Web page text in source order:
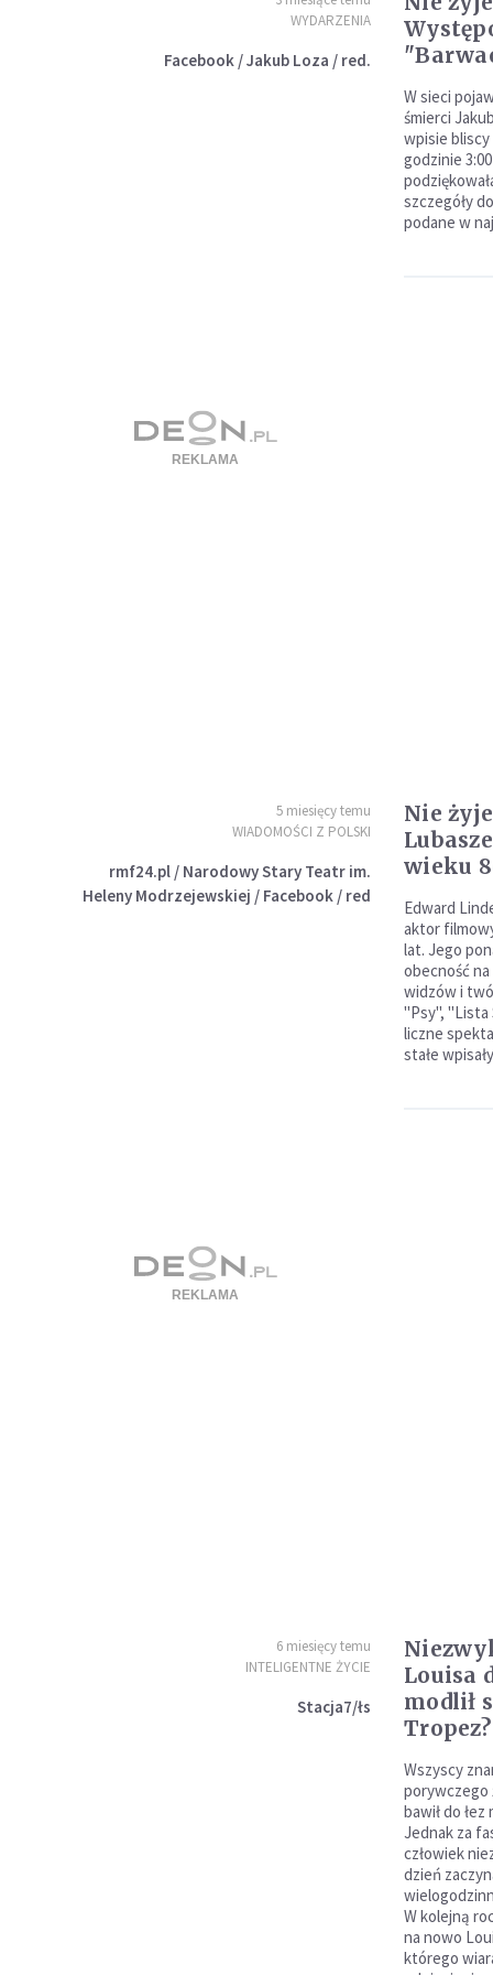
WYDARZENIA
Facebook / Jakub Loza / red.
W sieci
śmierci
wpisie bliscy
godzinie
szczegóły
podane w
5 miesięcy temu
WIADOMOŚCI Z POLSKI
rmf24.pl / Narodowy Stary Teatr im.
Heleny Modrzejewskiej / Facebook / red
Nie
wieku
Edward
aktor
lat. Jego
obecność
widzów i
"Psy", "Lista
liczne
stałe
6 miesięcy temu
INTELIGENTNE ŻYCIE
Stacja7/łs
Louisa
modlił
Tropez?
Wszyscy
porywczego
bawił do
Jednak za
człowiek
dzień
W kolejną
na nowo
którego